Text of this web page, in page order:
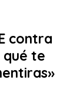
contra
qué te